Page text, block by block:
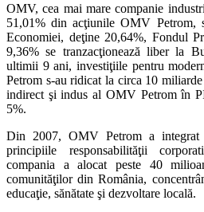
OMV, cea mai mare companie
51,01% din acţiunile OMV Petrom,
Economiei, deţine 20,64%, Fondul
9,36% se tranzacţionează liber la
ultimii 9 ani, investiţiile pentru
Petrom s-au ridicat la circa 10
indirect şi indus al OMV Petrom în
5%.
Din 2007, OMV Petrom a integrat
principiile responsabilităţii
compania a alocat peste 40
comunităţilor din România,
educaţie, sănătate şi dezvoltare locală.